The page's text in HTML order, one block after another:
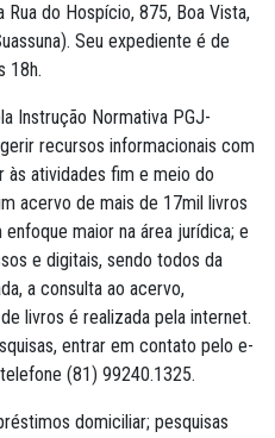
do Hospício, 875, Boa Vista,
Seu expediente é de
18h.
Instrução Normativa PGJ-
recursos informacionais com
às atividades fim e meio do
acervo de mais de 17mil livros
maior na área jurídica; e
e digitais, sendo todos da
a consulta ao acervo,
livros é realizada pela internet.
entrar em contato pelo e-
(81) 99240.1325.
domiciliar; pesquisas